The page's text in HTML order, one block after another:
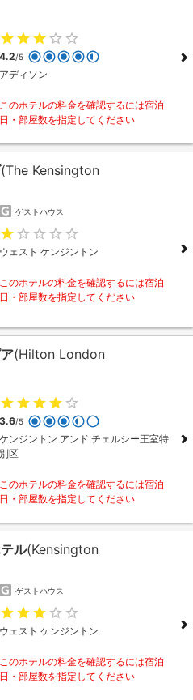
4.2/5
アディソン
このホテルの料金を確認するには宿泊
日・部屋数を指定してください
(The Kensington
ゲストハウス
ウェスト ケンジントン
このホテルの料金を確認するには宿泊
日・部屋数を指定してください
(Hilton London
3.6/5
ケンジントン アンド チェルシー王室特
別区
このホテルの料金を確認するには宿泊
日・部屋数を指定してください
ル(Kensington
ゲストハウス
ウェスト ケンジントン
このホテルの料金を確認するには宿泊
日・部屋数を指定してください